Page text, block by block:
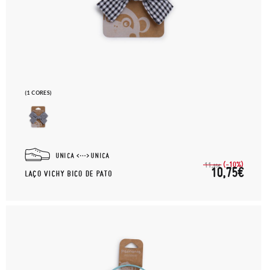
(1 CORES)
UNICA UNICA
LAÇO VICHY BICO DE PATO
11,95€ (-10%)
10,75€